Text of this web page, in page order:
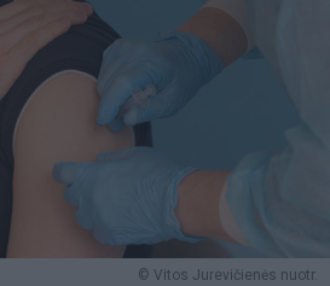
© Vitos Jurevičienės nuotr.